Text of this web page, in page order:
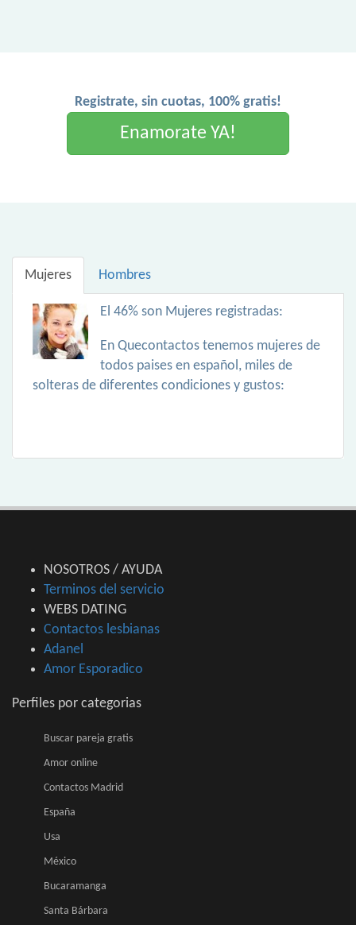
Registrate, sin cuotas, 100% gratis!
Enamorate YA!
Mujeres Hombres
El 46% son Mujeres registradas:
En Quecontactos tenemos mujeres de
todos paises en español, miles de
solteras de diferentes condiciones y gustos:
NOSOTROS / AYUDA
Terminos del servicio
WEBS DATING
Contactos lesbianas
Adanel
Amor Esporadico
Perfiles por categorias
Buscar pareja gratis
Amor online
Contactos Madrid
España
Usa
México
Bucaramanga
Santa Bárbara